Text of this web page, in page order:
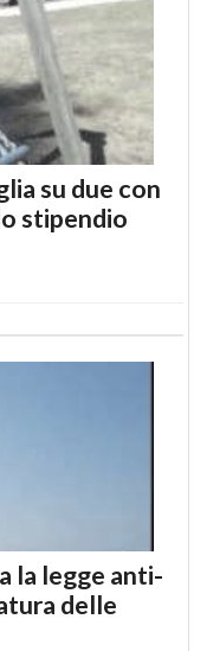
su due con
stipendio
la legge anti-
delle